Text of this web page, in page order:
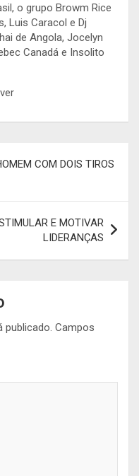
o grupo Browm Rice
Luis Caracol e Dj
de Angola, Jocelyn
Canadá e Insolito
COM DOIS TIROS
E MOTIVAR
LIDERANÇAS
publicado. Campos